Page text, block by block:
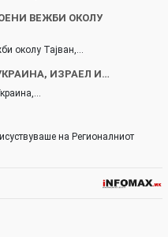
ВЕЖБИ ОКОЛУ
околу Тајван,…
ИЗРАЕЛ И…
на Регионалниот